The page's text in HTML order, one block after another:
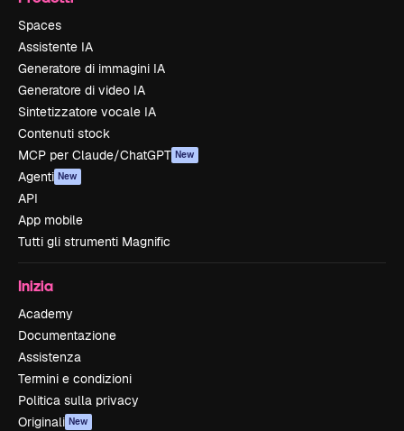
Spaces
Assistente IA
Generatore di immagini IA
Generatore di video IA
Sintetizzatore vocale IA
Contenuti stock
MCP per Claude/ChatGPT New
Agenti New
API
App mobile
Tutti gli strumenti Magnific
Inizia
Academy
Documentazione
Assistenza
Termini e condizioni
Politica sulla privacy
Originali New